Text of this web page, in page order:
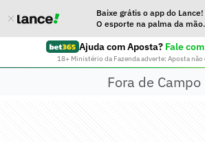
Baixe grátis o app do Lance!
O esporte na palma da mão.
Ajuda com Aposta? Fale
18+ Ministério da Fazenda adverte: Aposta
Fora de Campo